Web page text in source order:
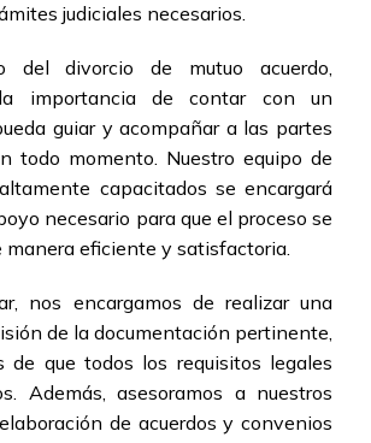
judiciales necesarios.
del divorcio de mutuo acuerdo,
importancia de contar con un
guiar y acompañar a las partes
todo momento. Nuestro equipo de
capacitados se encargará
necesario para que el proceso se
manera eficiente y satisfactoria.
nos encargamos de realizar una
de la documentación pertinente,
de que todos los requisitos legales
Además, asesoramos a nuestros
de acuerdos y convenios